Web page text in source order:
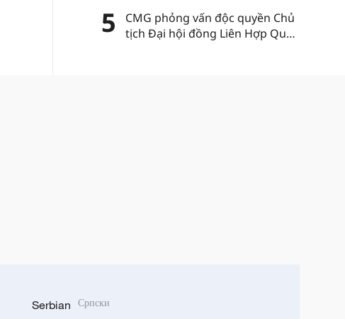
tộc Thái Tây Song Bản Nạp, tỉnh
Vân Nam, Trung Quốc
5
CMG phỏng vấn độc quyền Chủ
tịch Đại hội đồng Liên Hợp Quốc
Serbian Српски